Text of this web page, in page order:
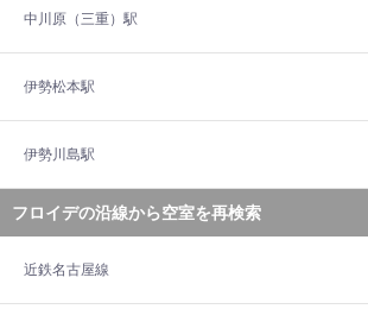
中川原（三重）駅
伊勢松本駅
伊勢川島駅
フロイデの沿線から空室を再検索
近鉄名古屋線